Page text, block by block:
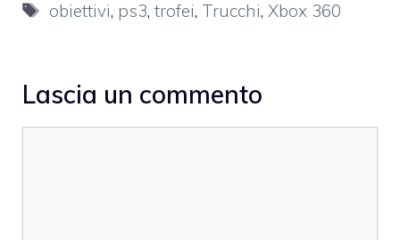
Tag
obiettivi, ps3,trofei, Trucchi, Xbox 360
Lascia un commento